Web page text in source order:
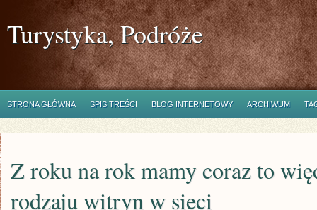
Turystyka, Podróże
STRONA GŁÓWNA SPIS TREŚCI BLOG INTERNETOWY ARCHIWUM
Z roku na rok mamy coraz to
rodzaju witryn w sieci